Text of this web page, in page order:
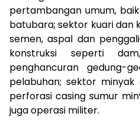
pertambangan umum,
batubara; sektor kuari dan
semen, aspal dan
konstruksi seperti
penghancuran gedung-
pelabuhan; sektor
perforasi casing sumur
juga operasi militer.